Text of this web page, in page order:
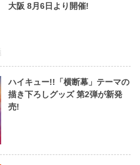
大阪 8月6日より開催!
ハイキュー!!「横断幕」テーマの
描き下ろしグッズ 第2弾が新発
売!